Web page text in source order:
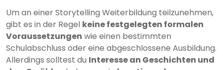
Um an einer Storytelling Weiterbildung teilzunehmen,
gibt es in der Regel keine festgelegten formalen
Voraussetzungen wie einen bestimmten
Schulabschluss oder eine abgeschlossene Ausbildung.
Allerdings solltest du Interesse an Geschichten und